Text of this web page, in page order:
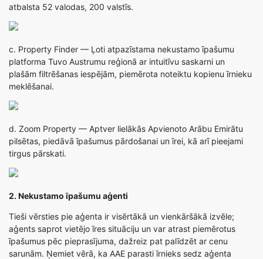
atbalsta 52 valodas, 200 valstīs.
c. Property Finder — Ļoti atpazīstama nekustamo īpašumu
platforma Tuvo Austrumu reģionā ar intuitīvu saskarni un
plašām filtrēšanas iespējām, piemērota noteiktu kopienu īrnieku
meklēšanai.
d. Zoom Property — Aptver lielākās Apvienoto Arābu Emirātu
pilsētas, piedāvā īpašumus pārdošanai un īrei, kā arī pieejami
tirgus pārskati.
2. Nekustamo īpašumu aģenti
Tieši vērsties pie aģenta ir visērtākā un vienkāršākā izvēle;
aģents saprot vietējo īres situāciju un var atrast piemērotus
īpašumus pēc pieprasījuma, dažreiz pat palīdzēt ar cenu
sarunām. Ņemiet vērā, ka AAE parasti īrnieks sedz aģenta